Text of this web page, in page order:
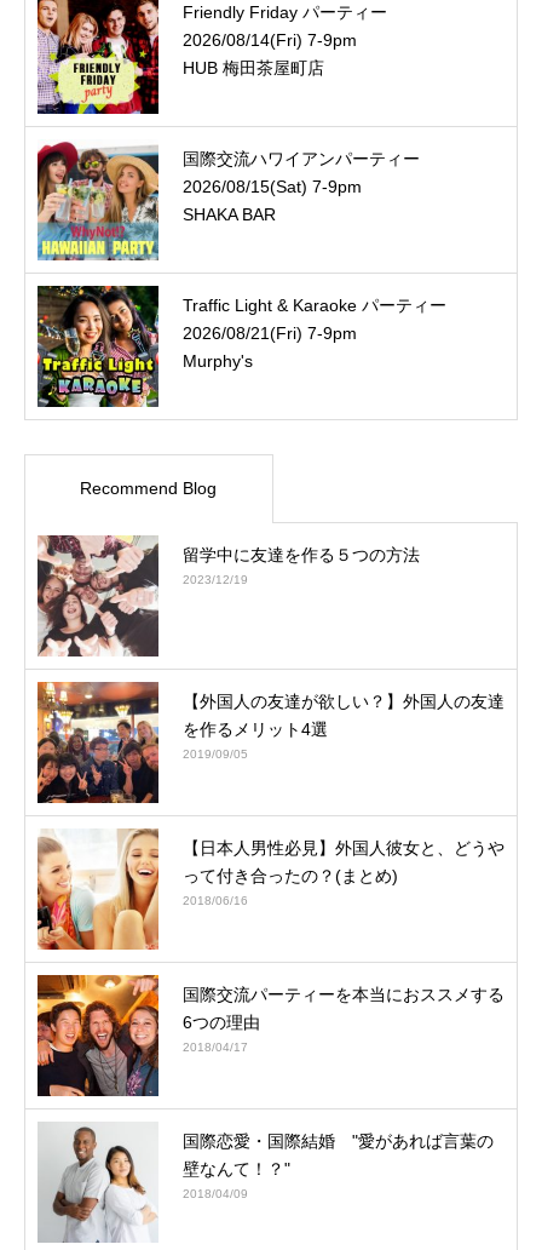
Friendly Friday パーティー
2026/08/14(Fri) 7-9pm
HUB 梅田茶屋町店
国際交流ハワイアンパーティー
2026/08/15(Sat) 7-9pm
SHAKA BAR
Traffic Light & Karaoke パーティー
2026/08/21(Fri) 7-9pm
Murphy's
Recommend Blog
留学中に友達を作る５つの方法
2023/12/19
【外国人の友達が欲しい？】外国人の友達
を作るメリット4選
2019/09/05
【日本人男性必見】外国人彼女と、どうや
って付き合ったの？(まとめ)
2018/06/16
国際交流パーティーを本当におススメする
6つの理由
2018/04/17
国際恋愛・国際結婚 "愛があれば言葉の
壁なんて！？"
2018/04/09